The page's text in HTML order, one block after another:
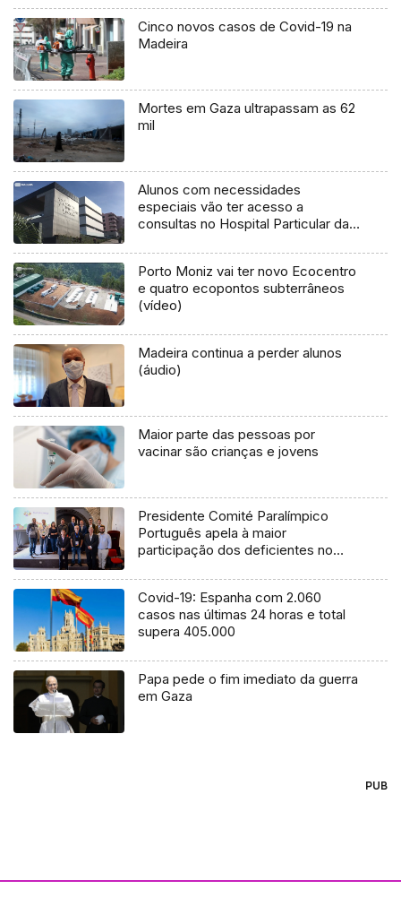
Cinco novos casos de Covid-19 na
Madeira
Mortes em Gaza ultrapassam as 62
mil
Alunos com necessidades
especiais vão ter acesso a
consultas no Hospital Particular da
Porto Moniz vai ter novo Ecocentro
e quatro ecopontos subterrâneos
(vídeo)
Madeira continua a perder alunos
(áudio)
Maior parte das pessoas por
vacinar são crianças e jovens
Presidente Comité Paralímpico
Português apela à maior
participação dos deficientes no
Covid-19: Espanha com 2.060
casos nas últimas 24 horas e total
supera 405.000
Papa pede o fim imediato da guerra
em Gaza
PUB